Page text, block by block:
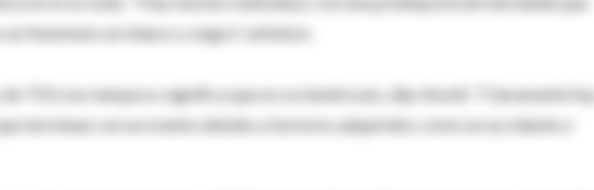
fenómeno en blanco y negro", enfatizó.
TEV, eso tampoco significa que no se tendrá uno, dijo Ansell. "Claramente hay
terminan con un evento debido a factores adquiridos como un accidente o